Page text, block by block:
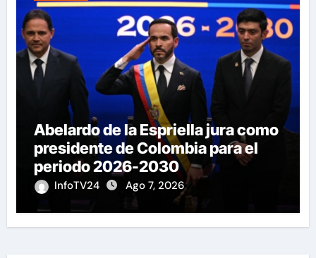
Abelardo de la Espriella jura como
presidente de Colombia para el
periodo 2026-2030
InfoTV24 Ago 7, 2026